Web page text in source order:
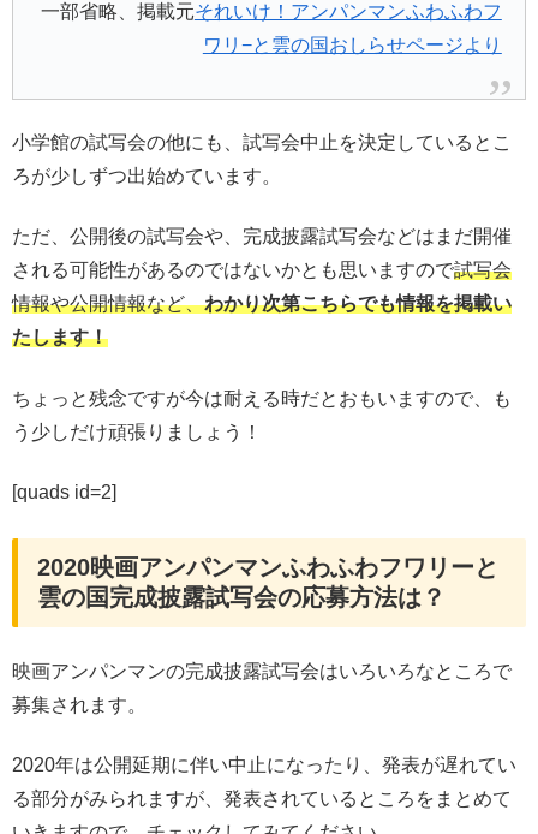
一部省略、掲載元それいけ！アンパンマンふわふわフ
ワリ−と雲の国おしらせページより
小学館の試写会の他にも、試写会中止を決定しているとこ
ろが少しずつ出始めています。
ただ、公開後の試写会や、完成披露試写会などはまだ開催
される可能性があるのではないかとも思いますので試写会
情報や公開情報など、わかり次第こちらでも情報を掲載い
たします！
ちょっと残念ですが今は耐える時だとおもいますので、も
う少しだけ頑張りましょう！
[quads id=2]
2020映画アンパンマンふわふわフワリーと
雲の国完成披露試写会の応募方法は？
映画アンパンマンの完成披露試写会はいろいろなところで
募集されます。
2020年は公開延期に伴い中止になったり、発表が遅れてい
る部分がみられますが、発表されているところをまとめて